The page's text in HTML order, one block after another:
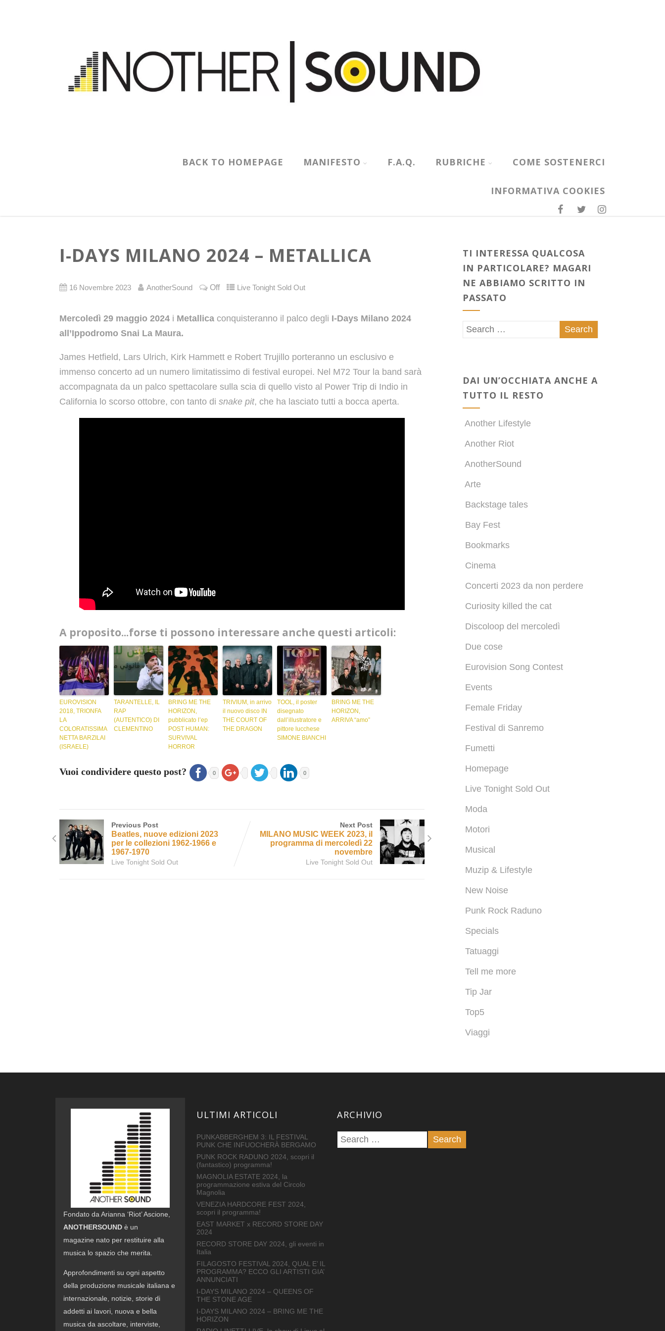
BACK TO HOMEPAGE MANIFESTO F.A.Q. RUBRICHE COME SOSTENERCI
INFORMATIVA COOKIES
I-DAYS MILANO 2024 – METALLICA
16 Novembre 2023 AnotherSound Off Live Tonight Sold Out
Mercoledì 29 maggio 2024 i Metallica conquisteranno il palco degli I-Days Milano 2024
all’Ippodromo Snai La Maura.
James Hetfield, Lars Ulrich, Kirk Hammett e Robert Trujillo porteranno un esclusivo e
immenso concerto ad un numero limitatissimo di festival europei. Nel M72 Tour la band sarà
accompagnata da un palco spettacolare sulla scia di quello visto al Power Trip di Indio in
California lo scorso ottobre, con tanto disnake pit, che ha lasciato tutti a bocca aperta.
A proposito...forse ti possono interessare anche questi articoli:
EUROVISION
2018, TRIONFA
LA
COLORATISSIMA
NETTA BARZILAI
(ISRAELE)
TARANTELLE, IL
RAP
(AUTENTICO) DI
CLEMENTINO
BRING ME THE
HORIZON,
pubblicato l’ep
POST HUMAN:
SURVIVAL
HORROR
TRIVIUM, in arrivo
il nuovo disco IN
THE COURT OF
THE DRAGON
TOOL, il poster
disegnato
dall’illustratore e
pittore lucchese
SIMONE BIANCHI
BRING ME THE
HORIZON,
ARRIVA “amo”
Vuoi condividere questo post? 0 0
Previous Post
Beatles, nuove edizioni 2023
per le collezioni 1962-1966 e
1967-1970
Live Tonight Sold Out
Next Post
MILANO MUSIC WEEK 2023, il
programma di mercoledì 22
novembre
Live Tonight Sold Out
TI INTERESSA QUALCOSA
IN PARTICOLARE? MAGARI
NE ABBIAMO SCRITTO IN
PASSATO
DAI UN’OCCHIATA ANCHE A
TUTTO IL RESTO
Another Lifestyle
Another Riot
AnotherSound
Arte
Backstage tales
Bay Fest
Bookmarks
Cinema
Concerti 2023 da non perdere
Curiosity killed the cat
Discoloop del mercoledì
Due cose
Eurovision Song Contest
Events
Female Friday
Festival di Sanremo
Fumetti
Homepage
Live Tonight Sold Out
Moda
Motori
Musical
Muzip & Lifestyle
New Noise
Punk Rock Raduno
Specials
Tatuaggi
Tell me more
Tip Jar
Top5
Viaggi
Fondato da Arianna ‘Riot’ Ascione,
ANOTHERSOUNDè un
magazine nato per restituire alla
musica lo spazio che merita.
Approfondimenti su ogni aspetto
della produzione musicale italiana e
internazionale, notizie, storie di
addetti ai lavori, nuova e bella
musica da ascoltare, interviste,
ULTIMI ARTICOLI
PUNKABBERGHEM 3: IL FESTIVAL
PUNK CHE INFUOCHERÀ BERGAMO
PUNK ROCK RADUNO 2024, scopri il
(fantastico) programma!
MAGNOLIA ESTATE 2024, la
programmazione estiva del Circolo
Magnolia
VENEZIA HARDCORE FEST 2024,
scopri il programma!
EAST MARKET x RECORD STORE DAY
2024
RECORD STORE DAY 2024, gli eventi in
Italia
FILAGOSTO FESTIVAL 2024, QUAL E’ IL
PROGRAMMA? ECCO GLI ARTISTI GIA’
ANNUNCIATI
I-DAYS MILANO 2024 – QUEENS OF
THE STONE AGE
I-DAYS MILANO 2024 – BRING ME THE
HORIZON
ARCHIVIO